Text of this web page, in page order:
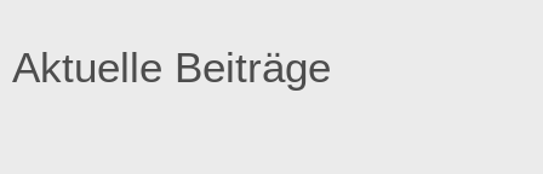
Aktuelle Beiträge